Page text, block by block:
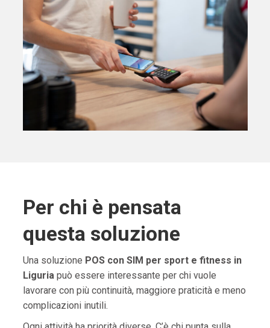
Per chi è pensata
questa soluzione
Una soluzione POS con SIM per sport e fitness in
Liguriapuò essere interessante per chi vuole
lavorare con più continuità, maggiore praticità e meno
complicazioni inutili.